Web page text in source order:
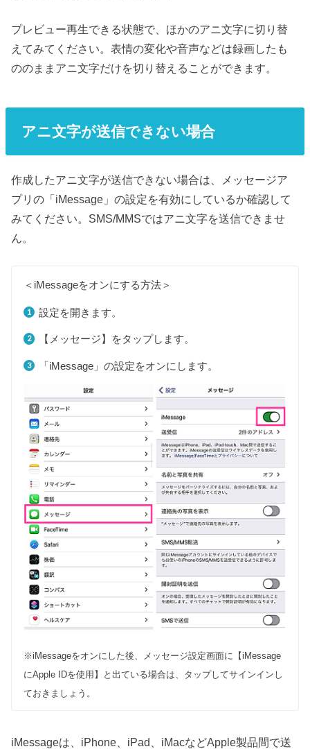
プレビュー再生できる状態で、ほかのアニ文字に切り替
えてみてください。表情の変化や音声などは録画したも
ののままアニ文字だけを切り替えることができます。
アニ文字が送信できない場合
作成したアニ文字が送信できない場合は、メッセージア
プリの「iMessage」の設定を有効にしているか確認して
みてください。SMS/MMSではアニ文字を送信できませ
ん。
＜iMessageをオンにする方法＞
設定を開きます。
【メッセージ】をタップします。
「iMessage」の設定をオンにします。
※iMessageをオンにした後、メッセージ設定画面に【iMessage
にApple IDを使用】と出ている場合は、タップしてサインインし
ておきましょう。
iMessageは、iPhone、iPad、iMacなどApple製品間で送